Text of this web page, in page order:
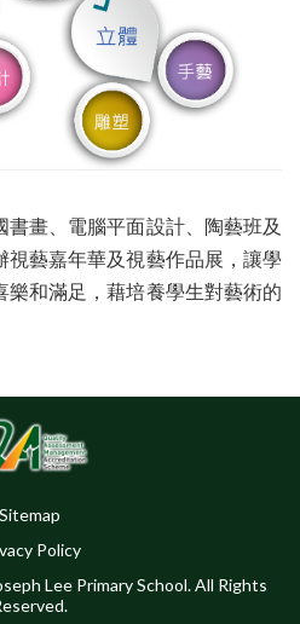
畫、電腦平面設計、陶藝班及
視藝嘉年華及視藝作品展，讓學
樂和滿足，藉培養學生對藝術的
Sitemap
Policy
Lee Primary School. All Rights